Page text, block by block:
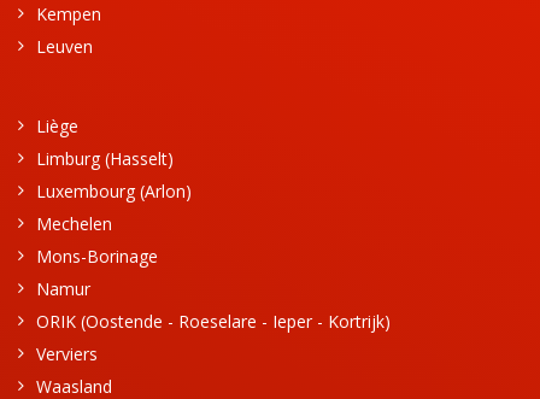
Kempen
Leuven
Liège
Limburg (Hasselt)
Luxembourg (Arlon)
Mechelen
Mons-Borinage
Namur
ORIK (Oostende - Roeselare - Ieper - Kortrijk)
Verviers
Waasland